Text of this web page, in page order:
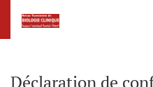
Déclaration de